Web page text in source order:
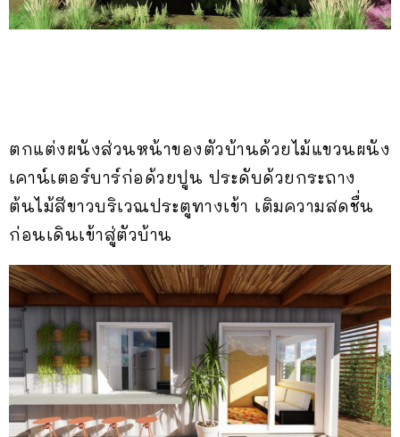
ตกแต่งผนังส่วนหน้าของตัวบ้านด้วยไม้แขวนผนัง
เคาน์เตอร์บาร์ก่อด้วยปูน ประดับด้วยกระถาง
ต้นไม้สีขาวบริเวณประตูทางเข้า เติมความสดชื่น
ก่อนเดินเข้าสู่ตัวบ้าน